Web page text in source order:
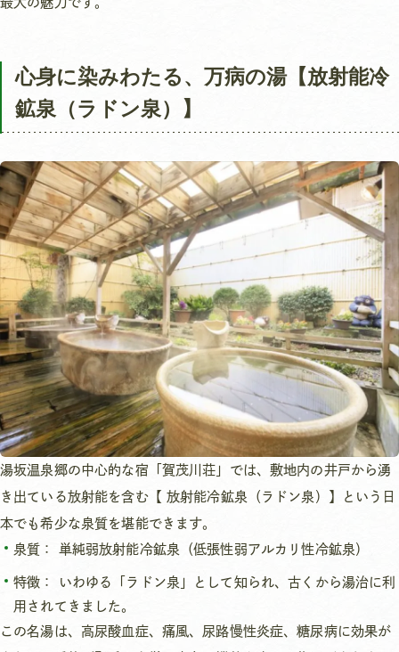
心身に染みわたる、万病の湯【放射能冷
鉱泉（ラドン泉）】
湯坂温泉郷の中心的な宿「賀茂川荘」では、敷地内の井戸から湧
き出ている放射能を含む【 放射能冷鉱泉（ラドン泉）】という日
本でも希少な泉質を堪能できます。
泉質： 単純弱放射能冷鉱泉（低張性弱アルカリ性冷鉱泉）
特徴： いわゆる「ラドン泉」として知られ、古くから湯治に利
用されてきました。
この名湯は、高尿酸血症、痛風、尿路慢性炎症、糖尿病に効果が